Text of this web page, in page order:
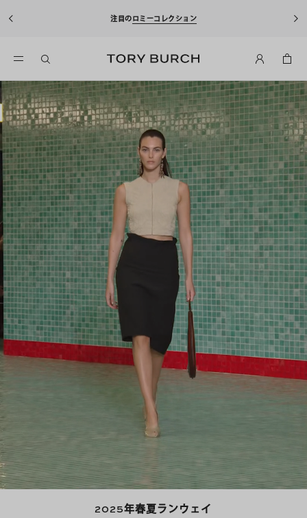
込)以上のお買い物にご利用いただけます。
2025年春夏ランウェイ